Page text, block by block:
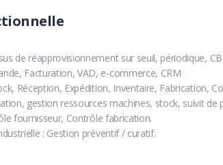
de réapprovisionnement sur seuil, périodique,
Facturation, VAD, e-commerce, CRM
Réception, Expédition, Inventaire, Fabrication,
gestion ressources machines, stock, suivit de
fournisseur, Contrôle fabrication.
: Gestion préventif / curatif.